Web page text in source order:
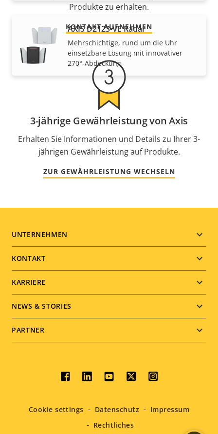
AXIS D2123-VE Radar
Mehrschichtige, rund um die Uhr
einsetzbare Lösung mit innovativer
270°-Abdeckung
Produkte zu erhalten.
KONTAKT AUFNEHMEN
3-jährige Gewährleistung von Axis
Erhalten Sie Informationen und Details zu Ihrer 3-
jährigen Gewährleistung auf Produkte.
ZUR GEWÄHRLEISTUNG WECHSELN
Footer
menu
UNTERNEHMEN
KONTAKT
KARRIERE
NEWS & STORIES
PARTNER
Social
menu
Cookie settings Datenschutz
Impressum
Rechtliches